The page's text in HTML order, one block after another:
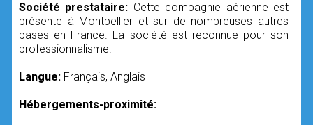
Société prestataire: Cette compagnie aérienne est
présente à Montpellier et sur de nombreuses autres
bases en France. La société est reconnue pour son
professionnalisme.
Langue: Français, Anglais
Hébergements-proximité: